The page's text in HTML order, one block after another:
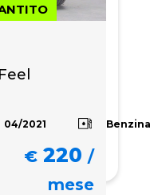
04/2021 Benzina
€ 220 /
mese